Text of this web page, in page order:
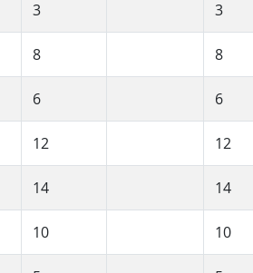
3 3
8 8
6 6
12 12
14 14
10 10